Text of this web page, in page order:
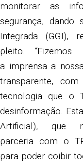
monitorar as
segurança, dando
Integrada (GGI),
pleito.
a imprensa a
transparente,
tecnologia que o
desinformação.
Artificial), que
parceria com o
para poder coibir